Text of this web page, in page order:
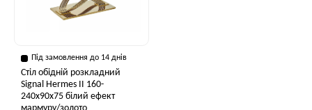
Під замовлення до 14 днів
Стіл обідній розкладний
Signal Hermes II 160-
240x90x75 білий ефект